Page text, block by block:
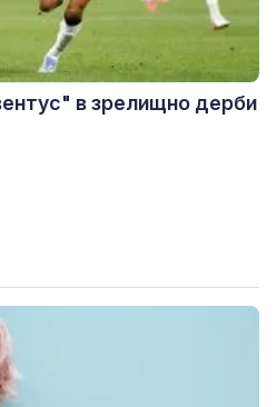
в зрелищно дерби